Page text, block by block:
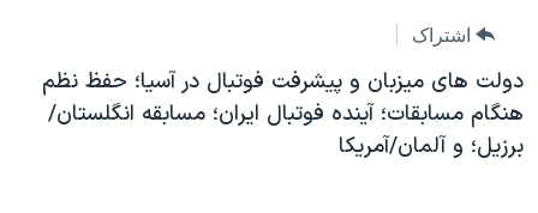
اصلی
جهش
به
جستجو
گزیده‌ها
ویژه برنامه‌ها
صفحه‌های ویژه
عملیات خشم حماسی
۲۵۰سالگی آمریکا
فرکانس‌های صدای آمریکا
پخش رادیویی
اشتراک
دولت های ميزبان و پيشرفت فوتبال در آسيا؛ حفظ نظم
هنگام مسابقات؛ آينده فوتبال ايران؛ مسابقه انگلستان/
برزيل؛ و آلمان/آمريکا